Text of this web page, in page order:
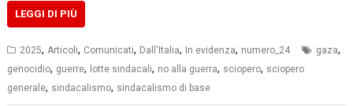
LEGGI DI PIÙ
2025,Articoli, Comunicati, Dall'Italia, In evidenza, numero_24 gaza,
genocidio, guerre, lotte sindacali, no alla guerra, sciopero, sciopero
generale, sindacalismo, sindacalismo di base